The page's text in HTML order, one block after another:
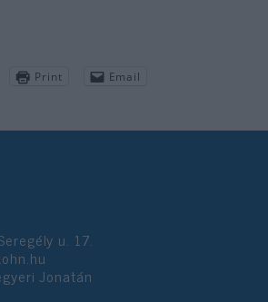
Print Email
u. 17.
Jonatán